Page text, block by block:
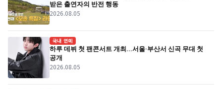
받은 출연자의 반전 행동
2026.08.05
국내 연예
하루 데뷔 첫 팬콘서트 개최...서울·부산서 신곡 무대 첫
공개
2026.08.05